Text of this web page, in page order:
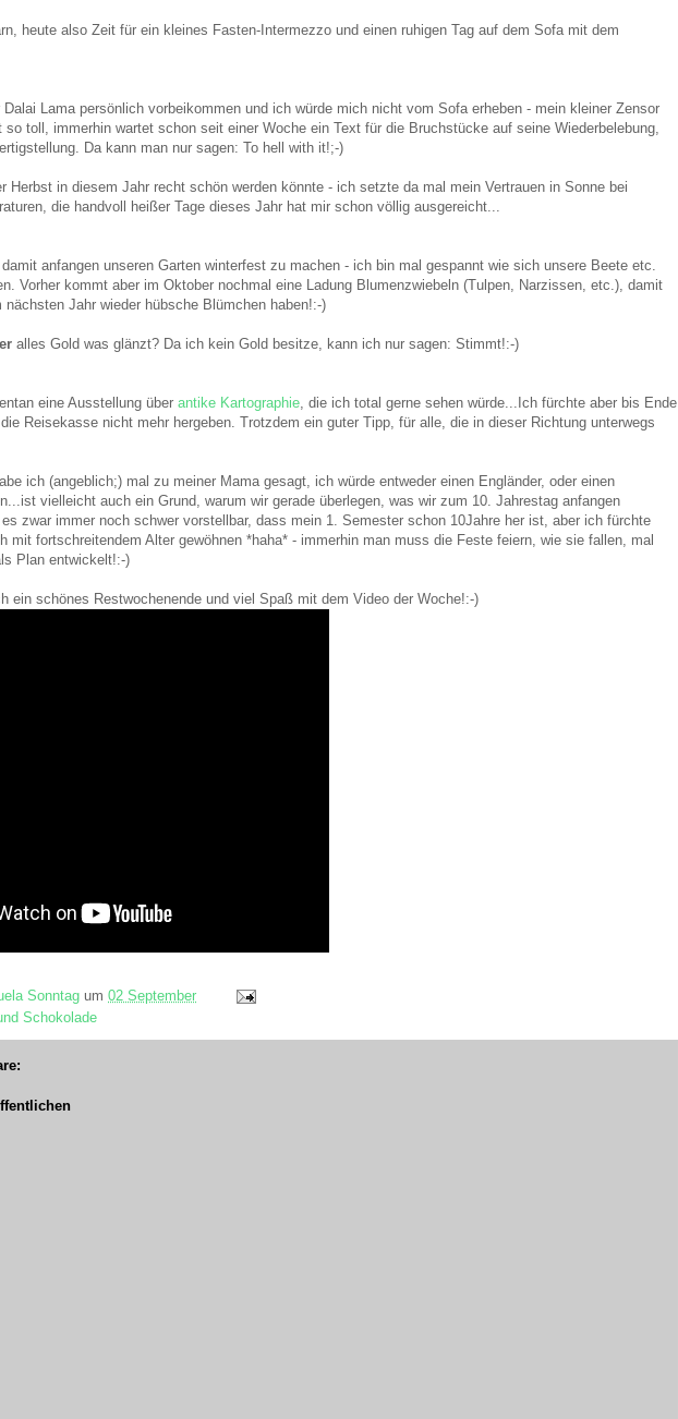
heute also Zeit für ein kleines Fasten-Intermezzo und einen ruhigen Tag auf dem Sofa mit dem
Dalai Lama persönlich vorbeikommen und ich würde mich nicht vom Sofa erheben - mein kleiner Zensor
toll, immerhin wartet schon seit einer Woche ein Text für die Bruchstücke auf seine Wiederbelebung,
Da kann man nur sagen: To hell with it!;-)
Herbst in diesem Jahr recht schön werden könnte - ich setzte da mal mein Vertrauen in Sonne bei
die handvoll heißer Tage dieses Jahr hat mir schon völlig ausgereicht...
damit anfangen unseren Garten winterfest zu machen - ich bin mal gespannt wie sich unsere Beete etc.
Vorher kommt aber im Oktober nochmal eine Ladung Blumenzwiebeln (Tulpen, Narzissen, etc.), damit
Jahr wieder hübsche Blümchen haben!:-)
alles Gold was glänzt? Da ich kein Gold besitze, kann ich nur sagen: Stimmt!:-)
eine Ausstellung über antike Kartographie, die ich total gerne sehen würde...Ich fürchte aber bis Ende
Reisekasse nicht mehr hergeben. Trotzdem ein guter Tipp, für alle, die in dieser Richtung unterwegs
ich (angeblich;) mal zu meiner Mama gesagt, ich würde entweder einen Engländer, oder einen
vielleicht auch ein Grund, warum wir gerade überlegen, was wir zum 10. Jahrestag anfangen
zwar immer noch schwer vorstellbar, dass mein 1. Semester schon 10Jahre her ist, aber ich fürchte
mit fortschreitendem Alter gewöhnen *haha* - immerhin man muss die Feste feiern, wie sie fallen, mal
Plan entwickelt!:-)
ein schönes Restwochenende und viel Spaß mit dem Video der Woche!:-)
Sonntag um 02 September
Schokolade